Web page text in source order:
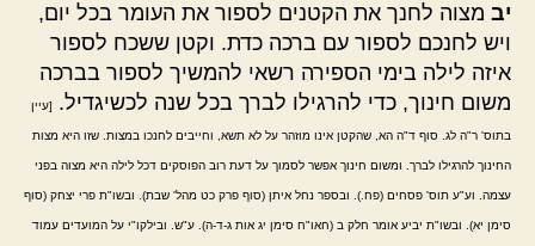
יב מצוה לחנך את הקטנים לספור את העומר בכל יום,
ויש לחנכם לספור עם ברכה כדת. וקטן ששכח לספור
איזה לילה בימי הספירה רשאי להמשיך לספור בברכה
משום חינוך, כדי להרגילו לברך בכל שנה לכשיגדיל.
[עיין
בתוס' ר"ה לג. סוף ד"ה הא, שהקטן אינו מוזהר על לא תשא, וחייבים לחנכו במצות. שזו היא מצות
החינוך להרגילו לברך. ומשום חינוך אפשר לסמוך על דעת רוב הפוסקים דכל לילה היא מצוה בפני
עצמה. וע"ע תוס' פסחים (פח.). ובספר נחל איתן (סוף פרק כט מהל' שבת). ובשו"ת פרי יצחק (סוף
סימן יא). ובשו"ת יביע אומר חלק ב (חאו"ח סימן יג אות ג-ד-ה). ע"ש. ובילקו"י על המועדים עמוד